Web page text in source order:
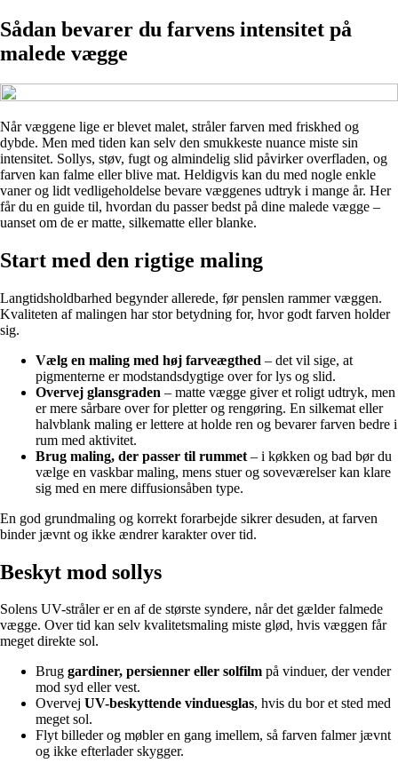
Sådan bevarer du farvens intensitet på
malede vægge
Når væggene lige er blevet malet, stråler farven med friskhed og
dybde. Men med tiden kan selv den smukkeste nuance miste sin
intensitet. Sollys, støv, fugt og almindelig slid påvirker overfladen, og
farven kan falme eller blive mat. Heldigvis kan du med nogle enkle
vaner og lidt vedligeholdelse bevare væggenes udtryk i mange år. Her
får du en guide til, hvordan du passer bedst på dine malede vægge –
uanset om de er matte, silkematte eller blanke.
Start med den rigtige maling
Langtidsholdbarhed begynder allerede, før penslen rammer væggen.
Kvaliteten af malingen har stor betydning for, hvor godt farven holder
sig.
Vælg en maling med høj farveægthed – det vil sige, at
pigmenterne er modstandsdygtige over for lys og slid.
Overvej glansgraden – matte vægge giver et roligt udtryk, men
er mere sårbare over for pletter og rengøring. En silkemat eller
halvblank maling er lettere at holde ren og bevarer farven bedre i
rum med aktivitet.
Brug maling, der passer til rummet – i køkken og bad bør du
vælge en vaskbar maling, mens stuer og soveværelser kan klare
sig med en mere diffusionsåben type.
En god grundmaling og korrekt forarbejde sikrer desuden, at farven
binder jævnt og ikke ændrer karakter over tid.
Beskyt mod sollys
Solens UV-stråler er en af de største syndere, når det gælder falmede
vægge. Over tid kan selv kvalitetsmaling miste glød, hvis væggen får
meget direkte sol.
Brug gardiner, persienner eller solfilm på vinduer, der vender
mod syd eller vest.
Overvej UV-beskyttende vinduesglas, hvis du bor et sted med
meget sol.
Flyt billeder og møbler en gang imellem, så farven falmer jævnt
og ikke efterlader skygger.